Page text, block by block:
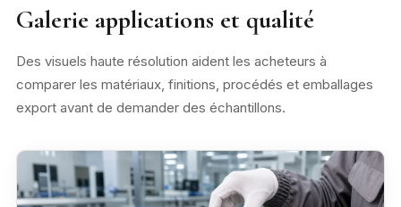
Galerie applications et qualité
Des visuels haute résolution aident les acheteurs à
comparer les matériaux, finitions, procédés et emballages
export avant de demander des échantillons.